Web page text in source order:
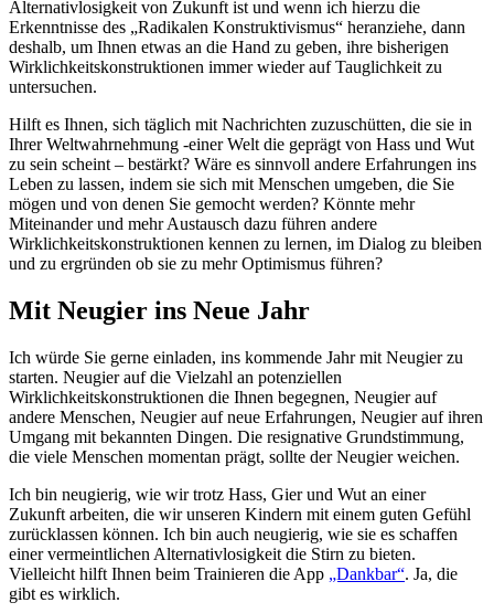
Alternativlosigkeit von Zukunft ist und wenn ich hierzu die
Erkenntnisse des „Radikalen Konstruktivismus“ heranziehe, dann
deshalb, um Ihnen etwas an die Hand zu geben, ihre bisherigen
Wirklichkeitskonstruktionen immer wieder auf Tauglichkeit zu
untersuchen.
Hilft es Ihnen, sich täglich mit Nachrichten zuzuschütten, die sie in
Ihrer Weltwahrnehmung -einer Welt die geprägt von Hass und Wut
zu sein scheint – bestärkt? Wäre es sinnvoll andere Erfahrungen ins
Leben zu lassen, indem sie sich mit Menschen umgeben, die Sie
mögen und von denen Sie gemocht werden? Könnte mehr
Miteinander und mehr Austausch dazu führen andere
Wirklichkeitskonstruktionen kennen zu lernen, im Dialog zu bleiben
und zu ergründen ob sie zu mehr Optimismus führen?
Mit Neugier ins Neue Jahr
Ich würde Sie gerne einladen, ins kommende Jahr mit Neugier zu
starten. Neugier auf die Vielzahl an potenziellen
Wirklichkeitskonstruktionen die Ihnen begegnen, Neugier auf
andere Menschen, Neugier auf neue Erfahrungen, Neugier auf ihren
Umgang mit bekannten Dingen. Die resignative Grundstimmung,
die viele Menschen momentan prägt, sollte der Neugier weichen.
Ich bin neugierig, wie wir trotz Hass, Gier und Wut an einer
Zukunft arbeiten, die wir unseren Kindern mit einem guten Gefühl
zurücklassen können. Ich bin auch neugierig, wie sie es schaffen
einer vermeintlichen Alternativlosigkeit die Stirn zu bieten.
Vielleicht hilft Ihnen beim Trainieren die App „Dankbar“. Ja, die
gibt es wirklich.